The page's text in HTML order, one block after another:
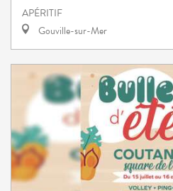
APÉRITIF
Gouville-sur-Mer